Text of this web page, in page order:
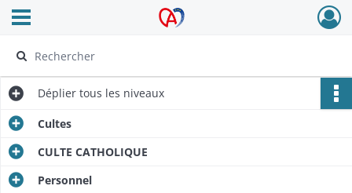
Archives Alsace - Colmar
Ouvrir le menu déroulant
Déplier tous les niveaux
Cultes
CULTE CATHOLIQUE
Personnel